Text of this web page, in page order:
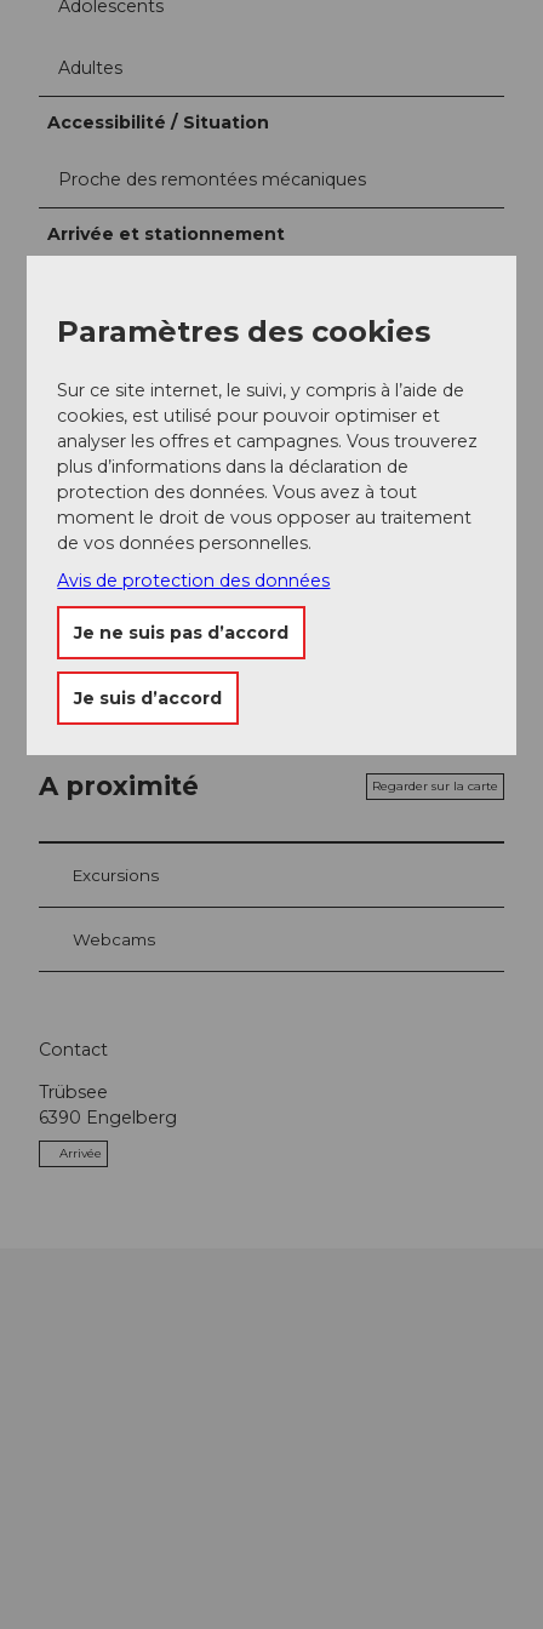
Adolescents
Adultes
Accessibilité / Situation
Proche des remontées mécaniques
Arrivée et stationnement
Un guide est présent sur place - mais l'obligation de
surveillance des enfants incombe aux parents.
Le BagJump peut être réservé en dehors des heures
d'ouverture. Par heure, cela coûte CHF 400,00 de
manière forfaitaire. Annoncez-vous auprès du service
des groupes Titlis MICE.
Interlocuteur/trice
Titlis Adventure
A proximité Regarder sur la carte
Excursions
Webcams
Contact
Trübsee
6390 Engelberg
Arrivée
Paramètres des cookies
Sur ce site internet, le suivi, y compris à l’aide de
cookies, est utilisé pour pouvoir optimiser et
analyser les offres et campagnes. Vous trouverez
plus d’informations dans la déclaration de
protection des données. Vous avez à tout
moment le droit de vous opposer au traitement
de vos données personnelles.
Avis de protection des données
Je ne suis pas d’accord
Je suis d’accord